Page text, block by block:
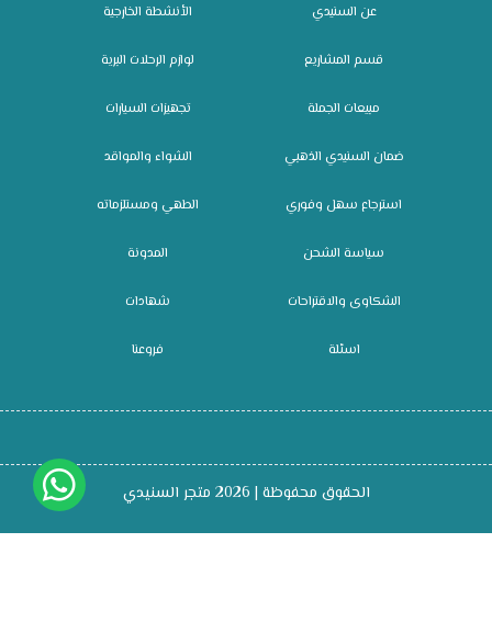
عن السنيدي
قسم المشاريع
مبيعات الجملة
ضمان السنيدي الذهبي
استرجاع سهل وفوري
سياسة الشحن
الشكاوى والاقتراحات
اسئلة
الأنشطة الخارجية
لوازم الرحلات البرية
تجهيزات السيارات
الشواء والمواقد
الطهي ومستلزماته
المدونة
شهادات
فروعنا
الحقوق محفوظة | 2026 متجر السنيدي